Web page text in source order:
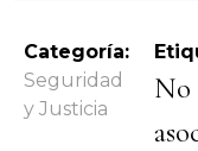
Categoría:
Seguridad
y Justicia
No